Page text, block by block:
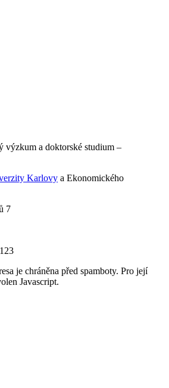
výzkum a doktorské studium –
Karlovy a Ekonomického
7
je chráněna před spamboty. Pro její
Javascript.